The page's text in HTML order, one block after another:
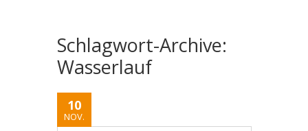
Schlagwort-Archive:
Wasserlauf
10
NOV.